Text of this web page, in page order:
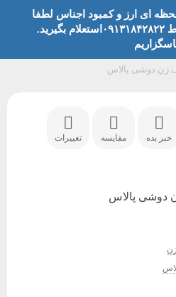
زن دوشی پالاس
خبر بده مقایسه تغییرات
دوشی پالاس
ای ارز و کمبود اجناس لطفا
موجودی و قیمت روی خط ۰۹۱۳۱۸۴۲۸۲۲استعلام بگیرید.